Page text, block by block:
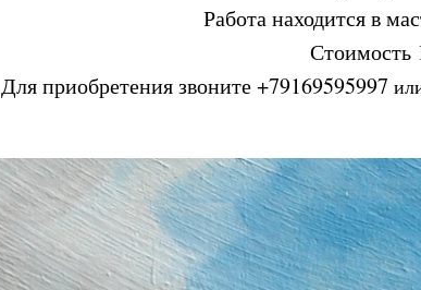
Работа находится в
Стоимость
Для приобретения звоните +79169595997